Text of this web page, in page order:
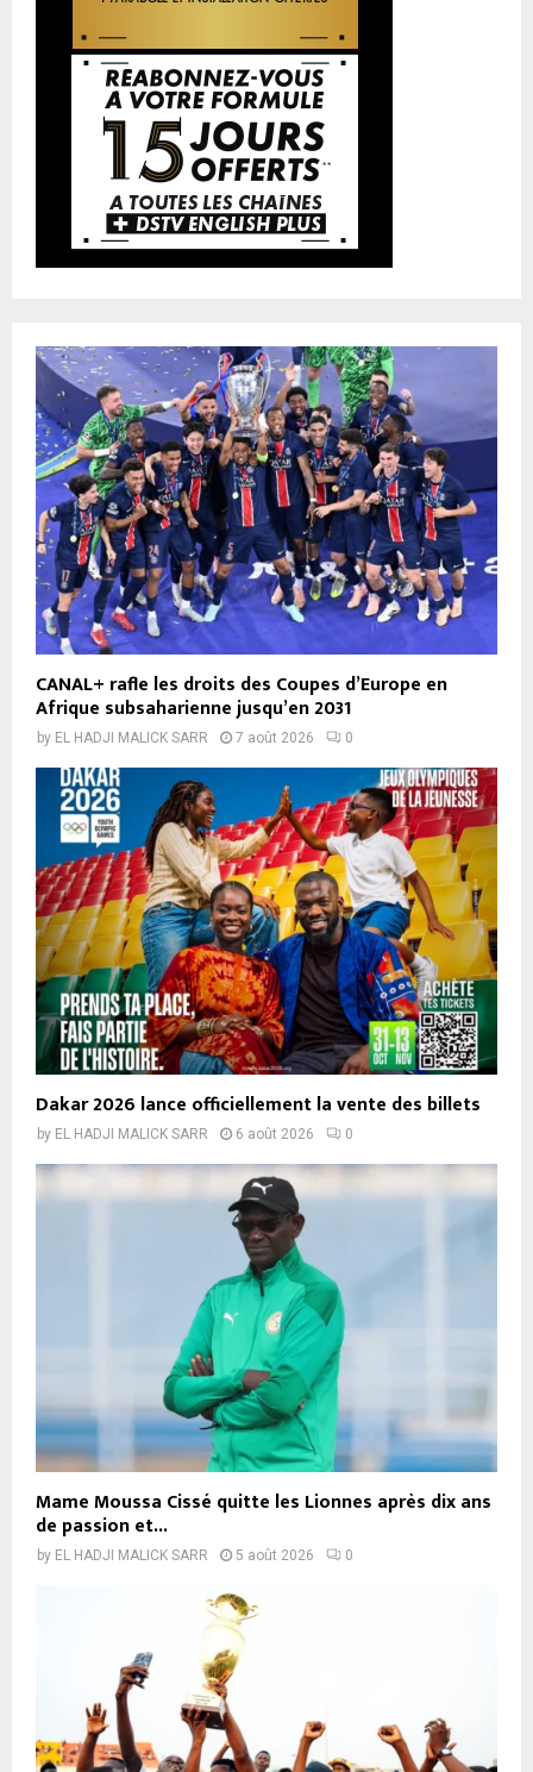
CANAL+ rafle les droits des Coupes d’Europe en
Afrique subsaharienne jusqu’en 2031
by EL HADJI MALICK SARR 7 août 2026 0
Dakar 2026 lance officiellement la vente des billets
by EL HADJI MALICK SARR 6 août 2026 0
Mame Moussa Cissé quitte les Lionnes après dix ans
de passion et...
by EL HADJI MALICK SARR 5 août 2026 0